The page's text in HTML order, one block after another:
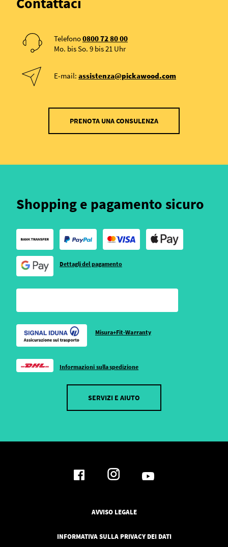
Telefono0800 72 80 00
Mo. bis So. 9 bis 21 Uhr
E-mail: assistenza@pickawood.com
PRENOTA UNA CONSULENZA
Shopping e pagamento sicuro
Dettagli del pagamento
Misura+Fit-Warranty
Informazioni sulla spedizione
SERVIZI E AIUTO
AVVISO LEGALE
INFORMATIVA SULLA PRIVACY DEI DATI